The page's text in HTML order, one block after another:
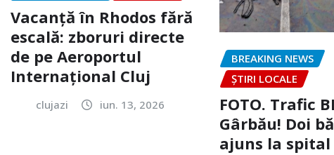
Vacanță în Rhodos fără
escală: zboruri directe
de pe Aeroportul
Internațional Cluj
clujazi iun. 13, 2026
BREAKING NEWS
ȘTIRI LOCALE
FOTO. Trafic
Gârbău! Doi
ajuns la spital